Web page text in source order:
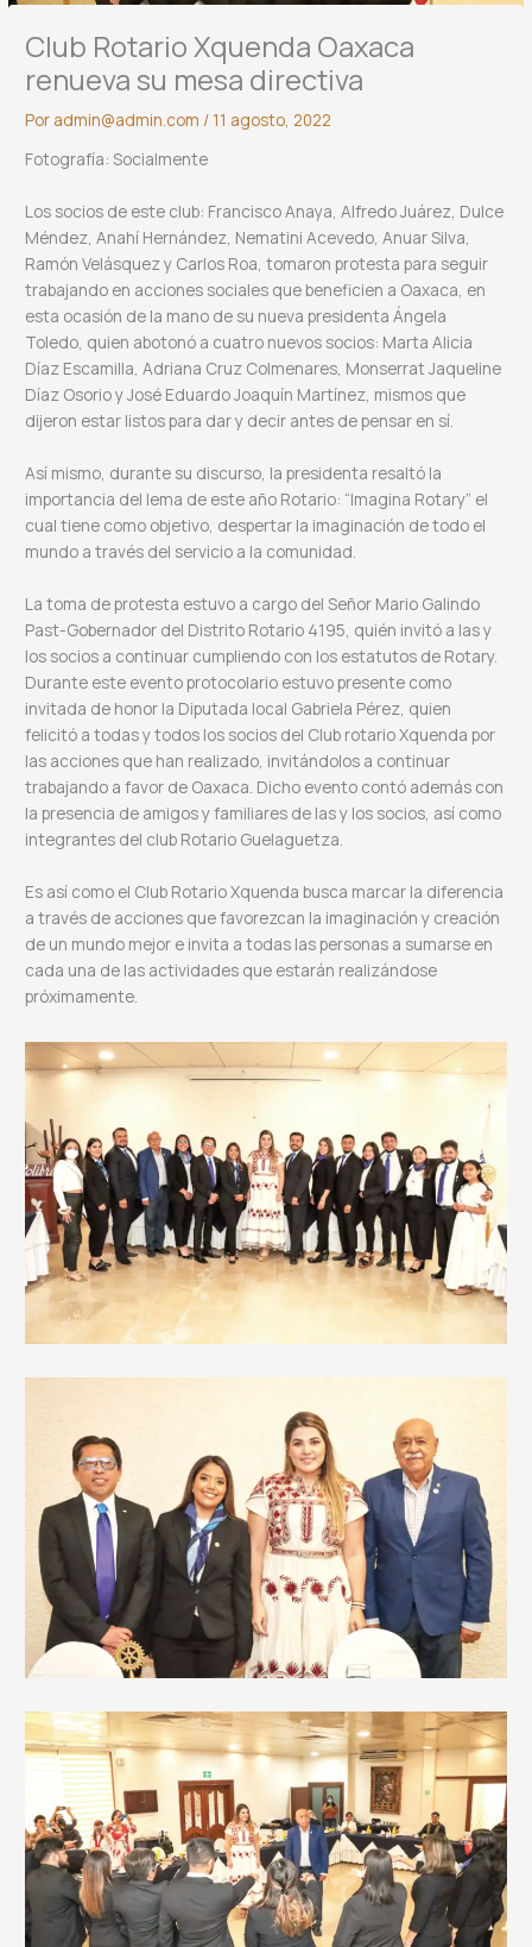
Club Rotario Xquenda Oaxaca
renueva su mesa directiva
Por admin@admin.com / 11 agosto, 2022
Fotografía: Socialmente
Los socios de este club: Francisco Anaya, Alfredo Juárez, Dulce
Méndez, Anahí Hernández, Nematini Acevedo, Anuar Silva,
Ramón Velásquez y Carlos Roa, tomaron protesta para seguir
trabajando en acciones sociales que beneficien a Oaxaca, en
esta ocasión de la mano de su nueva presidenta Ángela
Toledo, quien abotonó a cuatro nuevos socios: Marta Alicia
Díaz Escamilla, Adriana Cruz Colmenares, Monserrat Jaqueline
Díaz Osorio y José Eduardo Joaquín Martínez, mismos que
dijeron estar listos para dar y decir antes de pensar en sí.
Así mismo, durante su discurso, la presidenta resaltó la
importancia del lema de este año Rotario: “Imagina Rotary” el
cual tiene como objetivo, despertar la imaginación de todo el
mundo a través del servicio a la comunidad.
La toma de protesta estuvo a cargo del Señor Mario Galindo
Past-Gobernador del Distrito Rotario 4195, quién invitó a las y
los socios a continuar cumpliendo con los estatutos de Rotary.
Durante este evento protocolario estuvo presente como
invitada de honor la Diputada local Gabriela Pérez, quien
felicitó a todas y todos los socios del Club rotario Xquenda por
las acciones que han realizado, invitándolos a continuar
trabajando a favor de Oaxaca. Dicho evento contó además con
la presencia de amigos y familiares de las y los socios, así como
integrantes del club Rotario Guelaguetza.
Es así como el Club Rotario Xquenda busca marcar la diferencia
a través de acciones que favorezcan la imaginación y creación
de un mundo mejor e invita a todas las personas a sumarse en
cada una de las actividades que estarán realizándose
próximamente.